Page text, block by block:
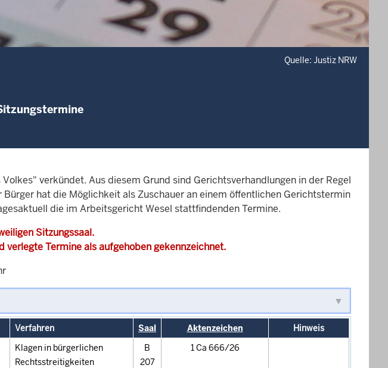
Quelle: Justiz NRW
verkündet. Aus diesem Grund sind Gerichtsverhandlungen in der Regel
hat die Möglichkeit als Zuschauer an einem öffentlichen Gerichtstermin
die im Arbeitsgericht Wesel stattfindenden Termine.
Sitzungssaal.
verlegte Termine als aufgehoben gekennzeichnet.
Verfahren Saal Aktenzeichen
Hinweis
Klagen in bürgerlichen
Rechtsstreitigkeiten
B
207
1 Ca 666/26